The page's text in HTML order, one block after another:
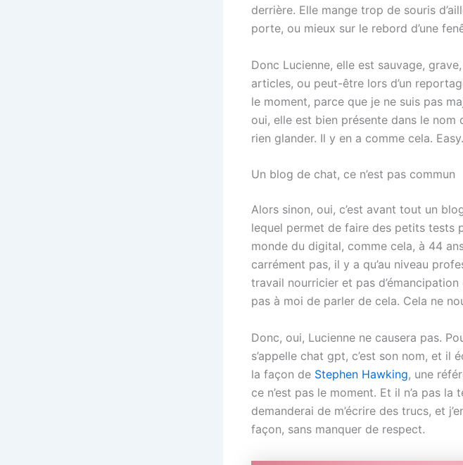
derrière. Elle mange trop de souris
porte, ou mieux sur le rebord d’une
Donc Lucienne, elle est sauvage,
articles, ou peut-être lors d’un
le moment, parce que je ne suis pas
oui, elle est bien présente dans le nom
rien glander. Il y en a comme cela. Easy.
Un blog de chat, ce n’est pas commun
Alors sinon, oui, c’est avant tout un
lequel permet de faire des petits tests
monde du digital, comme cela, à 44
carrément pas, il y a qu’au niveau
travail nourricier et pas d’émancipation
pas à moi de parler de cela. Cela ne
Donc, oui, Lucienne ne causera pas.
s’appelle chat gpt, c’est son nom, et
la façon de Stephen Hawking, une
ce n’est pas le moment. Et il n’a pas
demanderai de m’écrire des trucs, et
façon, sans manquer de respect.